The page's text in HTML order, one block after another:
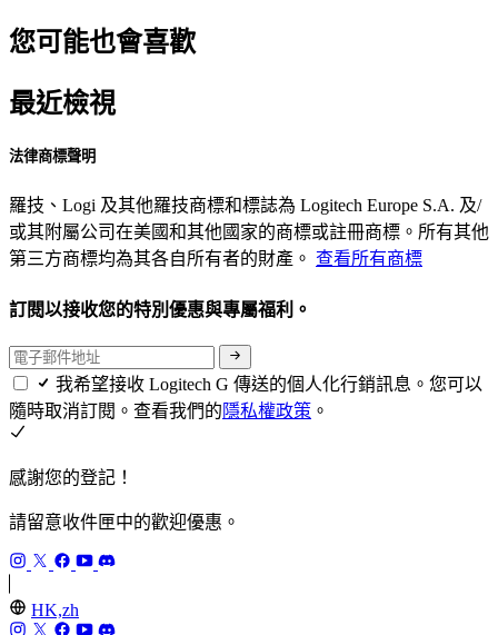
您可能也會喜歡
最近檢視
法律商標聲明
羅技、Logi 及其他羅技商標和標誌為 Logitech Europe S.A. 及/
或其附屬公司在美國和其他國家的商標或註冊商標。所有其他
第三方商標均為其各自所有者的財產。 查看所有商標
訂閱以接收您的特別優惠與專屬福利。
我希望接收 Logitech G 傳送的個人化行銷訊息。您可以
隨時取消訂閱。查看我們的隱私權政策 。
感謝您的登記！
請留意收件匣中的歡迎優惠。
HK,zh